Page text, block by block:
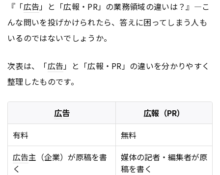
『「広告」と「広報・PR」の業務領域の違いは？』―こ
んな問いを投げかけられたら、答えに困ってしまう人も
いるのではないでしょうか。
次表は、「広告」と「広報・PR」の違いを分かりやすく
整理したものです。
広告
広報（PR）
有料
無料
広告主（企業）が原稿を書
く
媒体の記者・編集者が原
稿を書く